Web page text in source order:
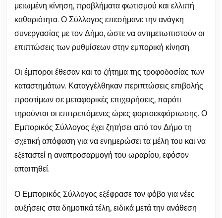
μειωμένη κίνηση, προβλήματα φωτισμού και ελλιπή
καθαριότητα. Ο Σύλλογος επεσήμανε την ανάγκη
συνεργασίας με τον Δήμο, ώστε να αντιμετωπιστούν οι
επιπτώσεις των ρυθμίσεων στην εμπορική κίνηση.
Οι έμποροι έθεσαν και το ζήτημα της τροφοδοσίας των
καταστημάτων. Καταγγέλθηκαν περιπτώσεις επιβολής
προστίμων σε μεταφορικές επιχειρήσεις, παρότι
τηρούνται οι επιτρεπόμενες ώρες φορτοεκφόρτωσης. Ο
Εμπορικός Σύλλογος έχει ζητήσει από τον Δήμο τη
σχετική απόφαση για να ενημερώσει τα μέλη του και να
εξεταστεί η αναπροσαρμογή του ωραρίου, εφόσον
απαιτηθεί.
Ο Εμπορικός Σύλλογος εξέφρασε τον φόβο για νέες
αυξήσεις στα δημοτικά τέλη, ειδικά μετά την ανάθεση